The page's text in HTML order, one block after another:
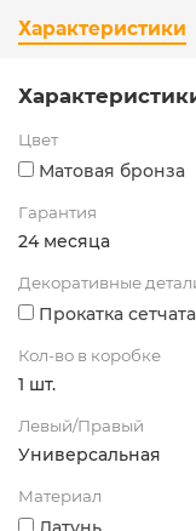
Характеристики
Цвет
Матовая бронза
Гарантия
24 месяца
Декоративные
Прокатка
Кол-во в коробке
1 шт.
Левый/Правый
Универсальная
Материал